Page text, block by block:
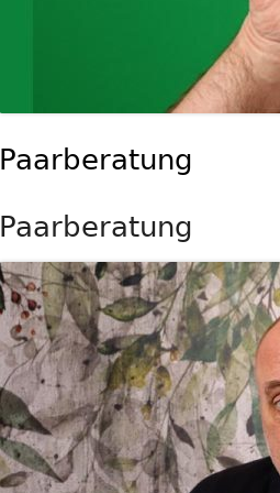
Paarberatung
Paarberatung